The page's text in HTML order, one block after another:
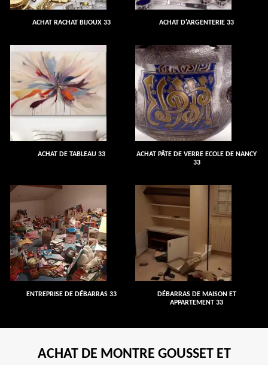
ACHAT RACHAT BIJOUX 33 ACHAT D'ARGENTERIE 33
ACHAT DE TABLEAU 33
ACHAT PÂTE DE VERRE ECOLE DE NANCY
33
ENTREPRISE DE DÉBARRAS 33
DÉBARRAS DE MAISON ET
APPARTEMENT 33
ACHAT DE MONTRE GOUSSET ET